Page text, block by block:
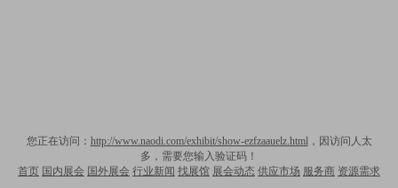
您正在访问： http://www.naodi.com/exhibit/show-ezfzaauelz.html，因访问人太
多，需要您输入验证码！
首页 国内展会 国外展会 行业新闻 找展馆 展会动态 供应市场 服务商 资源需求